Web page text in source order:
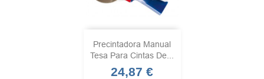
Precintadora Manual
Tesa Para Cintas De...
Precio
24,87 €